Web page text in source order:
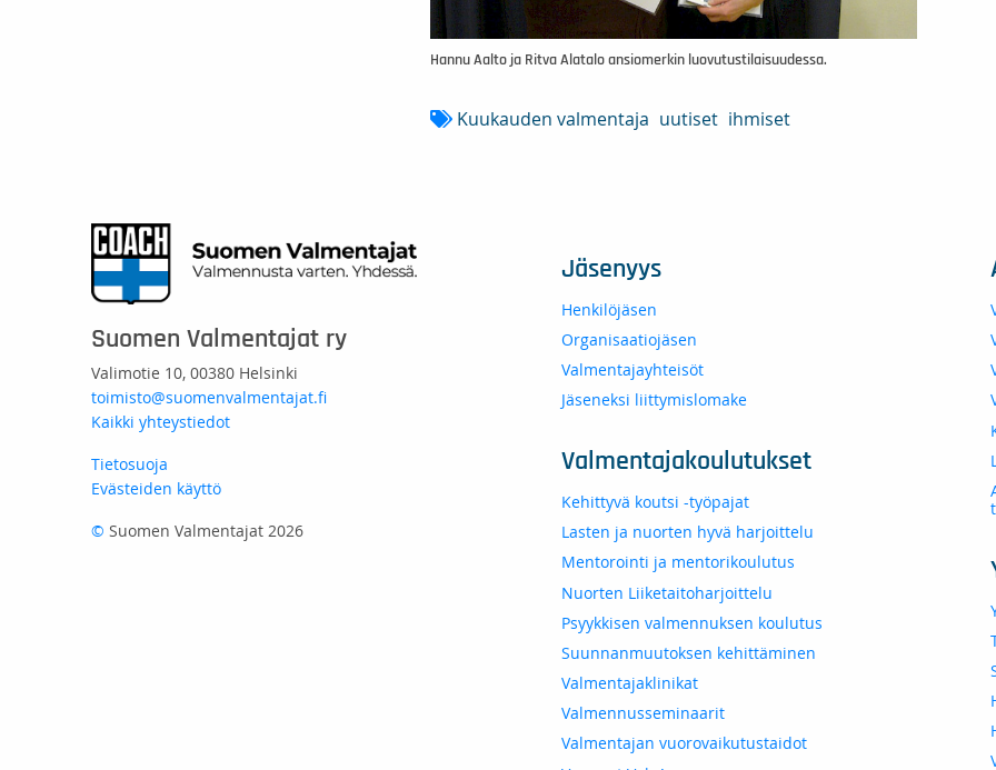
Hannu Aalto ja Ritva Alatalo ansiomerkin luovutustilaisuudessa.
Kuukauden valmentaja uutiset ihmiset
Suomen Valmentajat ry
Valimotie 10, 00380 Helsinki
toimisto@suomenvalmentajat.fi
Kaikki yhteystiedot
Tietosuoja
Evästeiden käyttö
© Suomen Valmentajat 2026
Jäsenyys
Henkilöjäsen
Organisaatiojäsen
Valmentajayhteisöt
Jäseneksi liittymislomake
Valmentajakoulutukset
Kehittyvä koutsi -työpajat
Lasten ja nuorten hyvä harjoittelu
Mentorointi ja mentorikoulutus
Nuorten Liiketaitoharjoittelu
Psyykkisen valmennuksen koulutus
Suunnanmuutoksen kehittäminen
Valmentajaklinikat
Valmennusseminaarit
Valmentajan vuorovaikutustaidot